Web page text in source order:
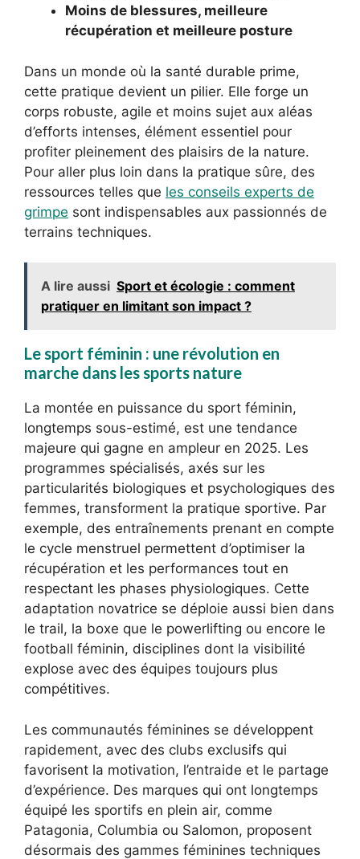
Moins de blessures, meilleure
récupération et meilleure posture
Dans un monde où la santé durable prime,
cette pratique devient un pilier. Elle forge un
corps robuste, agile et moins sujet aux aléas
d’efforts intenses, élément essentiel pour
profiter pleinement des plaisirs de la nature.
Pour aller plus loin dans la pratique sûre, des
ressources telles que les conseils experts de
grimpe sont indispensables aux passionnés de
terrains techniques.
A lire aussi Sport et écologie : comment
pratiquer en limitant son impact ?
Le sport féminin : une révolution en
marche dans les sports nature
La montée en puissance du sport féminin,
longtemps sous-estimé, est une tendance
majeure qui gagne en ampleur en 2025. Les
programmes spécialisés, axés sur les
particularités biologiques et psychologiques des
femmes, transforment la pratique sportive. Par
exemple, des entraînements prenant en compte
le cycle menstruel permettent d’optimiser la
récupération et les performances tout en
respectant les phases physiologiques. Cette
adaptation novatrice se déploie aussi bien dans
le trail, la boxe que le powerlifting ou encore le
football féminin, disciplines dont la visibilité
explose avec des équipes toujours plus
compétitives.
Les communautés féminines se développent
rapidement, avec des clubs exclusifs qui
favorisent la motivation, l’entraide et le partage
d’expérience. Des marques qui ont longtemps
équipé les sportifs en plein air, comme
Patagonia, Columbia ou Salomon, proposent
désormais des gammes féminines techniques